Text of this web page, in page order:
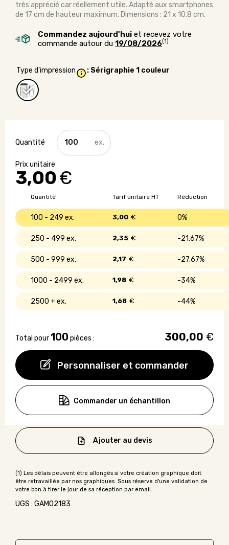
très apprécié car réellement utile. Adapté aux smartphones
de 17 cm de hauteur maximum. Dimensions : 21 x 10.8 cm.
Commandez aujourd'hui et recevez votre
commande autour du 19/08/2026(1)
Type d'impression : Sérigraphie 1 couleur
3,00€
Personnaliser et commander
quantité
de
Pochette
pour
téléphone
Quantité Réduction
Tarif unitaire HT
100 - 249 0%
3,00 €
250 - 499 21.67%
2,35 €
500 - 999 27.67%
2,17 €
1000 - 2499 34%
1,98 €
2500 + 44%
1,68 €
Total pour100 pièces : 300,00 €
Commander un échantillon
Ajouter au devis
UGS : GAMO2183